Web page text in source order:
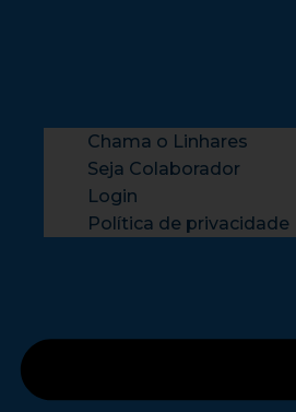
Chama o Linhares
Seja Colaborador
Login
Política de privacidade